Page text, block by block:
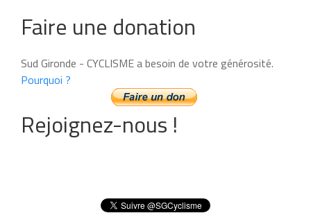
Faire une donation
Sud Gironde - CYCLISME a besoin de votre générosité.
Pourquoi ?
Rejoignez-nous !